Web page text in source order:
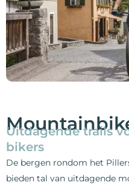
Uitdagende trails
bikers
De bergen rondom het
bieden tal van uitdagende